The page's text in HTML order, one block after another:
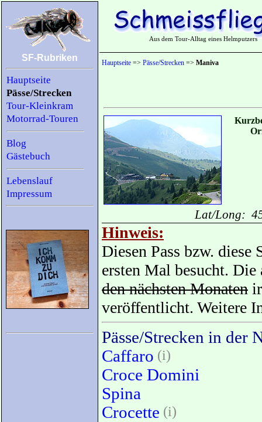
SF-Rubriken
Hauptseite
Pässe/Strecken
Tour-Kleinkram
Motorrad-Touren
Blog
Gästebuch
Lebenslauf
Impressum
Aus dem Tour-Alltag eines Helmputzers
Hauptseite => Pässe/Strecken => Maniva
Lat/Long:
Hinweis:
Diesen Pass bzw.
ersten Mal besucht.
den nächsten Monaten
veröffentlicht. Weitere
Pässe/Strecken in der
Caffaro (i)
Croce Domini
Spina
Crocette (i)